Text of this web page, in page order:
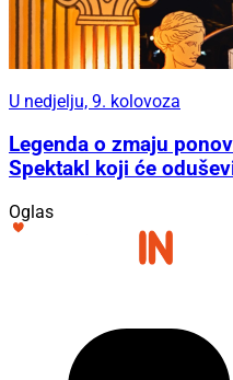
U nedjelju, 9. kolovoza
Legenda o zmaju
Spektakl koji će
Oglas